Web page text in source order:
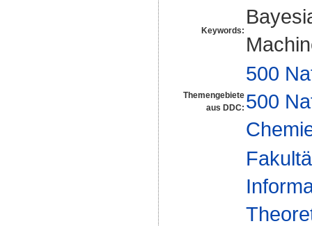
Keywords:
Themengebiete
aus DDC:
500
500